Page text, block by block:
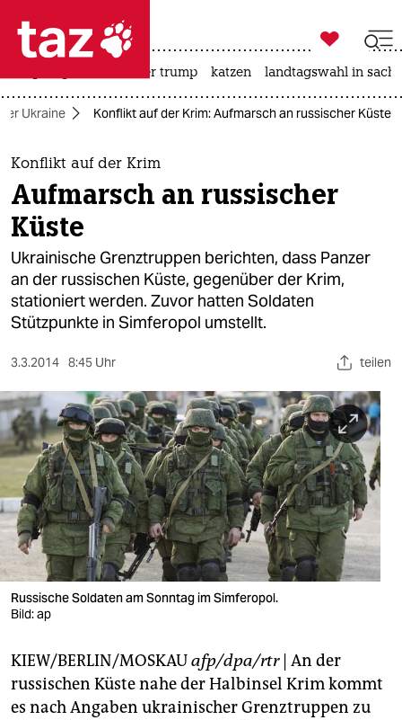
 taz zahl ich
taz zahl ich
themen
politik
öko
gesellschaft
kultur
sport
berlin
nord
wahrheit
verlag
verlag
veranstaltungen
fragen & hilfe
unterstützen

taz zahl ich
usa unter trump katzen landtagswahl in
Ukraine Konflikt auf der Krim: Aufmarsch an russischer Küste
Konflikt auf der Krim
Aufmarsch an russischer
Küste
Ukrainische Grenztruppen berichten, dass Panzer
an der russischen Küste, gegenüber der Krim,
stationiert werden. Zuvor hatten Soldaten
Stützpunkte in Simferopol umstellt.
3.3.2014 8:45 Uhr teilen
Russische Soldaten am Sonntag im Simferopol.
Bild: ap
KIEW/BERLIN/MOSKAUafp/dpa/rtr| An der
russischen Küste nahe der Halbinsel Krim kommt
es nach Angaben ukrainischer Grenztruppen zu